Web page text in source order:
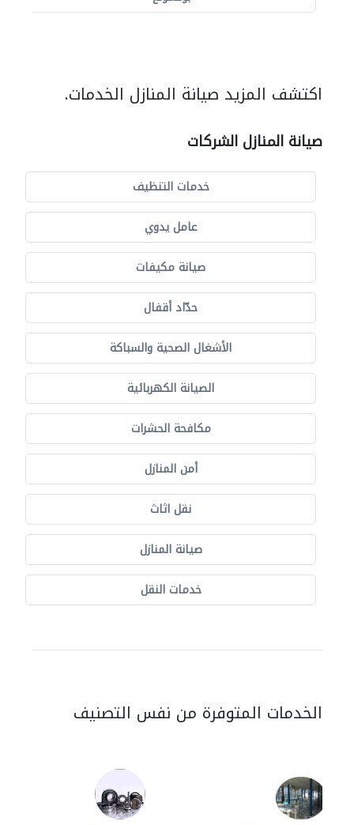
اكتشف المزيد صيانة المنازل الخدمات.
صيانة المنازل الشركات
خدمات التنظيف
عامل يدوي
صيانة مكيفات
حدّاد أقفال
الأشغال الصحية والسباكة
الصيانة الكهربائية
مكافحة الحشرات
أمن المنازل
نقل اثاث
صيانة المنازل
خدمات النقل
الخدمات المتوفرة من نفس التصنيف